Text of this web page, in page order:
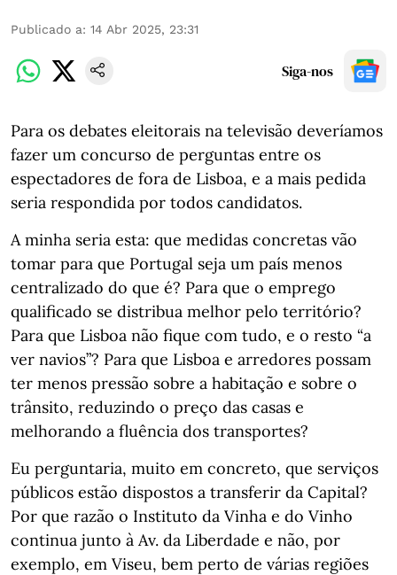
Publicado a: 14 Abr 2025, 23:31
Siga-nos
Para os debates eleitorais na televisão deveríamos
fazer um concurso de perguntas entre os
espectadores de fora de Lisboa, e a mais pedida
seria respondida por todos candidatos.
A minha seria esta: que medidas concretas vão
tomar para que Portugal seja um país menos
centralizado do que é? Para que o emprego
qualificado se distribua melhor pelo território?
Para que Lisboa não fique com tudo, e o resto “a
ver navios”? Para que Lisboa e arredores possam
ter menos pressão sobre a habitação e sobre o
trânsito, reduzindo o preço das casas e
melhorando a fluência dos transportes?
Eu perguntaria, muito em concreto, que serviços
públicos estão dispostos a transferir da Capital?
Por que razão o Instituto da Vinha e do Vinho
continua junto à Av. da Liberdade e não, por
exemplo, em Viseu, bem perto de várias regiões